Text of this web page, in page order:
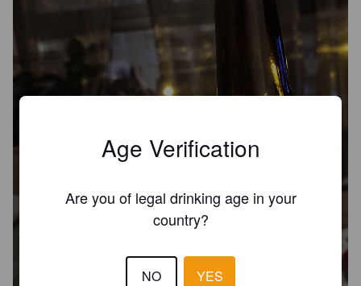
Age Verification
Are you of legal drinking age in your
country?
NO YES